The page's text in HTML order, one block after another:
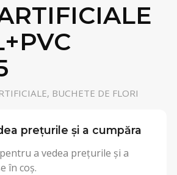
BUCHETE DE FLORI
prețurile și a cumpăra
a vedea prețurile și a
în coș.